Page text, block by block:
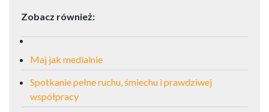
Zobacz również:
Maj jak medialnie
Spotkanie pełne ruchu, śmiechu i prawdziwej
współpracy